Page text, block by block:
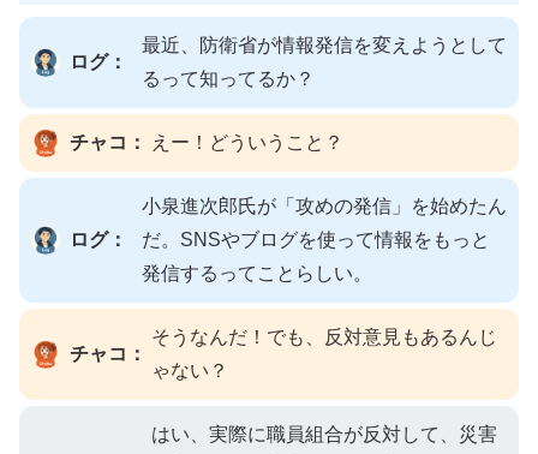
ログ：
最近、防衛省が情報発信を変えようとして
るって知ってるか？
チャコ： えー！どういうこと？
ログ：
小泉進次郎氏が「攻めの発信」を始めたん
だ。SNSやブログを使って情報をもっと
発信するってことらしい。
チャコ：
そうなんだ！でも、反対意見もあるんじ
ゃない？
はい、実際に職員組合が反対して、災害